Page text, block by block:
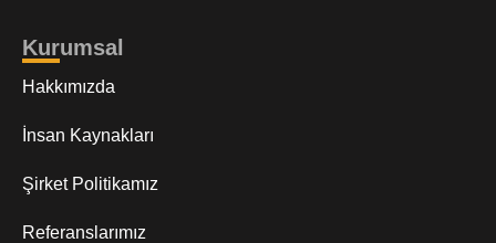
Kurumsal
Hakkımızda
İnsan Kaynakları
Şirket Politikamız
Referanslarımız